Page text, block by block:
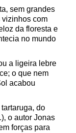
sem grandes
vizinhos com
da floresta e
no mundo
a ligeira lebre
o que nem
acabou
do
o autor Jonas
forças para